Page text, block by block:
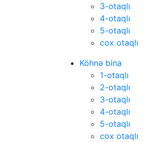
3-otaqlı
4-otaqlı
5-otaqlı
cox otaqlı
Köhnə bina
1-otaqlı
2-otaqlı
3-otaqlı
4-otaqlı
5-otaqlı
cox otaqlı